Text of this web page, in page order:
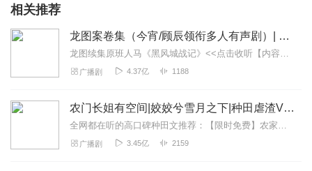
回复
爱读故事的冬天
文本不错，鬼怪+纯爱故事，节奏紧凑不拖沓，主播的声音很
好听，很阳光、清新，让听众的心情也随之阳光轻松。演绎
有什么瑕疵，就是个别不常用词会读错，评论里有热心听众
指出，不妨碍收听……推荐收听！
2020-11-09
相关推荐
龙图案卷集（今宵/顾辰领衔多人有声剧）| 探案
龙图续集原班人马《黑风城战记》<<点击收听【内容简介】《龙图案卷集》是由耳雅根据古典名著《三侠五义》（又叫七五）改编所写的网络小说，主要讲述的是鼠（白玉堂）...
广播剧 4.37亿 1188
农门长姐有空间|姣姣兮雪月之下|种田虐渣VIP免费
全网都在听的高口碑种田文推荐：【限时免费】农家小福女|姣姣兮郁雨竹|全网最快寒门大俗人|姣姣兮杜骁|萌宝女强古言爽文魏晋干饭人未删减全网最快|农家小福...
广播剧 3.45亿 2159